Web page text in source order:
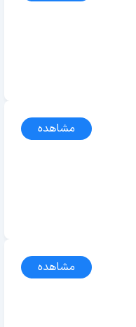
مشاهده
مشاهده